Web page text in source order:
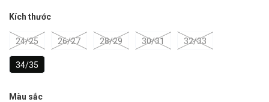
Kích thước
24/25 26/27 28/29 30/31 32/33
34/35
Màu sắc